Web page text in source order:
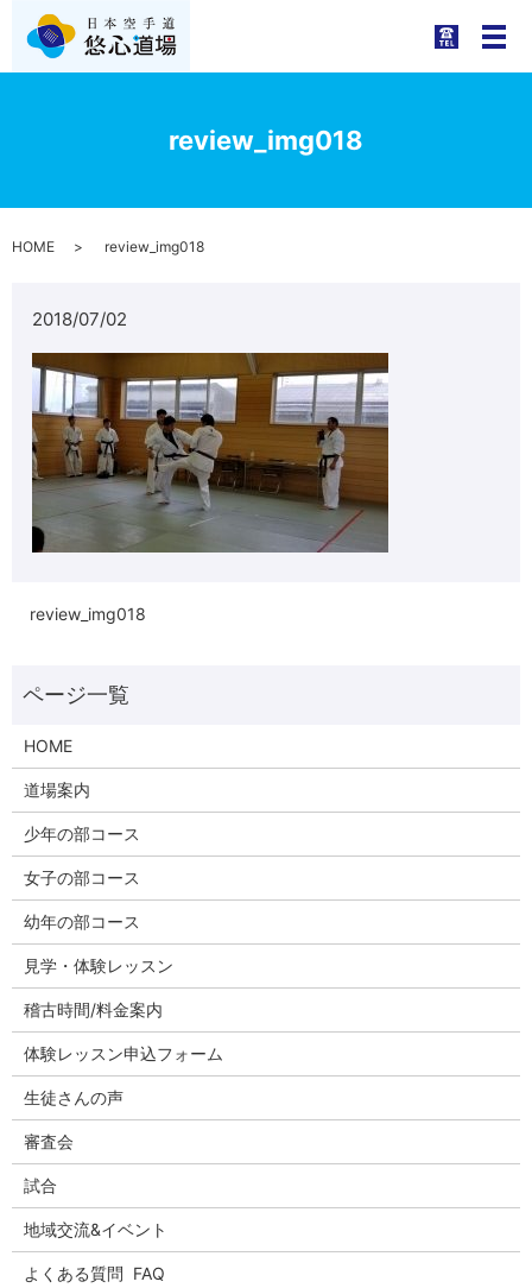
メ
review_img018
HOME review_img018
2018/07/02
review_img018
HOME
道場案内
少年の部コース
女子の部コース
幼年の部コース
見学・体験レッスン
稽古時間/料金案内
体験レッスン申込フォーム
生徒さんの声
審査会
試合
地域交流&イベント
よくある質問 FAQ